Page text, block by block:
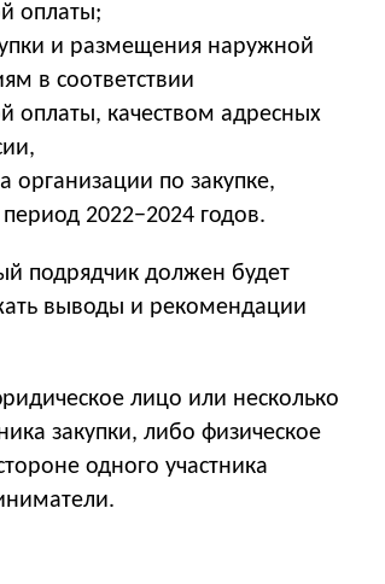
оплаты;
и размещения наружной
в соответствии
оплаты, качеством адресных
организации по закупке,
2022−2024 годов.
подрядчик должен будет
выводы и рекомендации
лицо или несколько
закупки, либо физическое
одного участника